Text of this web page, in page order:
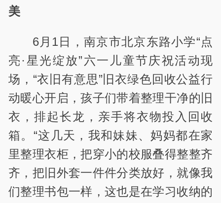
美
6月1日，南京市北京东路小学“点
亮·星光绽放”六一儿童节庆祝活动现
场，“衣旧有意思”旧衣绿色回收公益行
动暖心开启，孩子们带着整理干净的旧
衣，排起长龙，亲手将衣物投入回收
箱。“这几天，我和妹妹、妈妈都在家
里整理衣柜，把穿小的校服叠得整整齐
齐，把旧外套一件件分类放好，就像我
们整理书包一样，这也是在学习收纳的